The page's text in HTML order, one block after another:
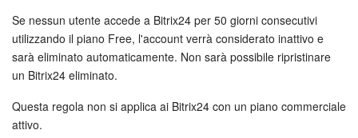
Se nessun utente accede a Bitrix24 per 50 giorni consecutivi
utilizzando il piano Free, l'account verrà considerato inattivo e
sarà eliminato automaticamente. Non sarà possibile ripristinare
un Bitrix24 eliminato.
Questa regola non si applica ai Bitrix24 con un piano commerciale
attivo.